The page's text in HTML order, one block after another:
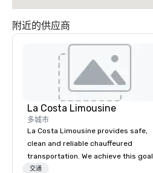
附近的供应商
La Costa Limousine
多城市
La Costa Limousine provides safe,
clean and reliable chauffeured
transportation. We achieve this goal
with highly trained chauffeurs, the
交通